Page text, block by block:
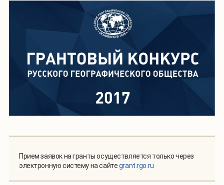
Прием заявок на гранты осуществляется только через
электронную систему на сайтеgrant.rgo.ru